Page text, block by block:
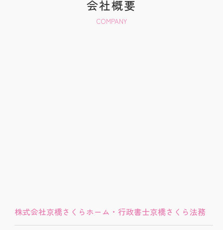
会社概要
COMPANY
株式会社京橋さくらホーム・行政書士京橋さくら法務